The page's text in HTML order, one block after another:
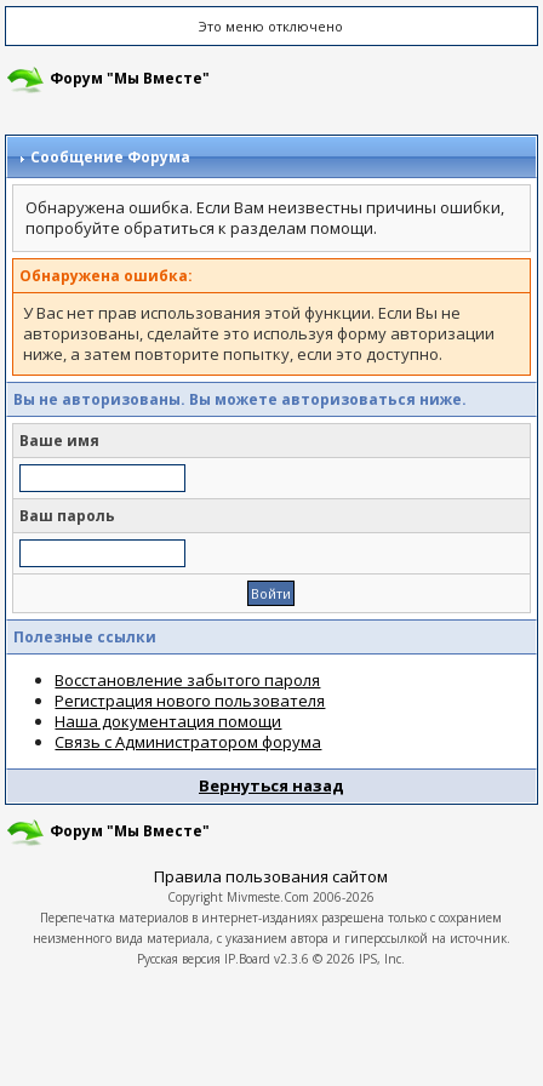
Это меню отключено
Форум "Мы Вместе"
Сообщение Форума
Обнаружена ошибка. Если Вам неизвестны причины ошибки,
попробуйте обратиться к разделам помощи.
Обнаружена ошибка:
У Вас нет прав использования этой функции. Если Вы не
авторизованы, сделайте это используя форму авторизации
ниже, а затем повторите попытку, если это доступно.
Вы не авторизованы. Вы можете авторизоваться ниже.
Ваше имя
Ваш пароль
Полезные ссылки
Восстановление забытого пароля
Регистрация нового пользователя
Наша документация помощи
Связь с Администратором форума
Вернуться назад
Форум "Мы Вместе"
Правила пользования сайтом
Copyright Mivmeste.Com 2006-2026
Перепечатка материалов в интернет-изданиях разрешена только с сохранием
неизменного вида материала, с указанием автора и гиперссылкой на источник.
Русская версия IP.Board v2.3.6 © 2026 IPS, Inc.